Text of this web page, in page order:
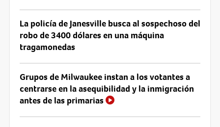
La policía de Janesville busca al sospechoso del
robo de 3400 dólares en una máquina
tragamonedas
Grupos de Milwaukee instan a los votantes a
centrarse en la asequibilidad y la inmigración
antes de las primarias